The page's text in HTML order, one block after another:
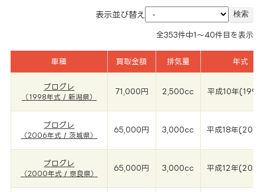
表示並び替え
全353件中1～40件目を表示
車種 買取金額 排気量 年式
プログレ
（1998年式 / 新潟県）
71,000円 2,500cc 平成10年
プログレ
（2006年式 / 茨城県）
65,000円 3,000cc 平成18年
プログレ
（2000年式 / 奈良県）
65,000円 3,000cc 平成12年